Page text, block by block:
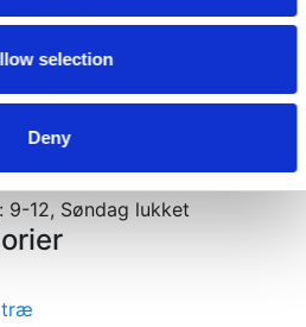
selection
Deny
ombygning og tilbygning
- 6000 Kolding
9-12, Søndag lukket
træ